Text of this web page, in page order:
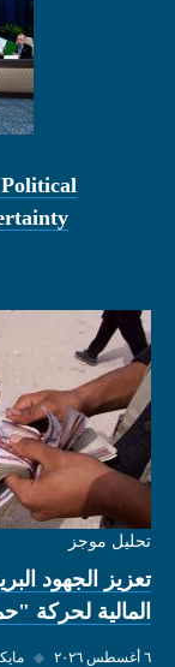
تحليل موجز
تعزيز الجهود
المالية لحركة
٦ أغسطس ٢٠٢٦ ◆